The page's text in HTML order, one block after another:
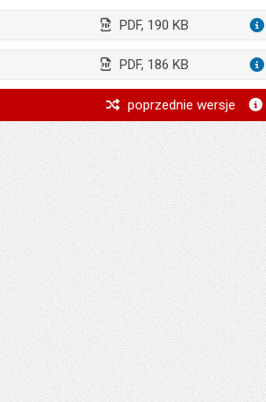
PDF, 190 KB
PDF, 186 KB
*
poprzednie wersje